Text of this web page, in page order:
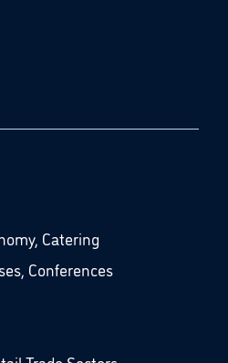
Catering
Conferences